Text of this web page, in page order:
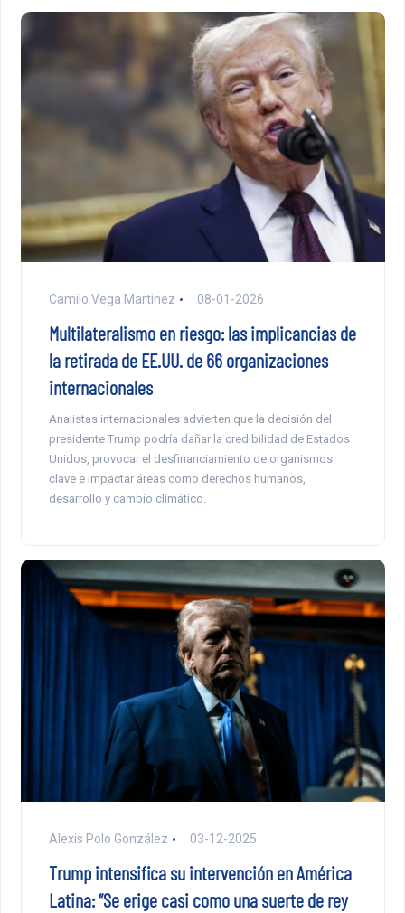
Camilo Vega Martinez 08-01-2026
Multilateralismo en riesgo: las implicancias de
la retirada de EE.UU. de 66 organizaciones
internacionales
Analistas internacionales advierten que la decisión del
presidente Trump podría dañar la credibilidad de Estados
Unidos, provocar el desfinanciamiento de organismos
clave e impactar áreas como derechos humanos,
desarrollo y cambio climático.
Alexis Polo González 03-12-2025
Trump intensifica su intervención en América
Latina: “Se erige casi como una suerte de rey